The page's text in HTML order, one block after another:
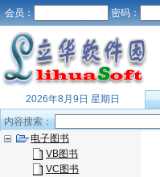
会员： 密码：
2026年8月9日 星期日
内容搜索：
电子图书
VB图书
VC图书